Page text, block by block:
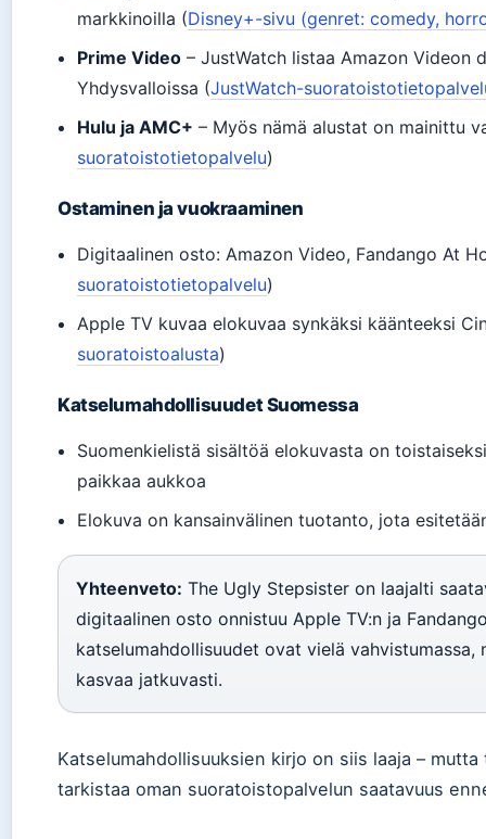
markkinoilla (Disney+-sivu (genret: comedy,
Prime Video – JustWatch listaa Amazon Videon
Yhdysvalloissa (JustWatch-
Hulu ja AMC+ – Myös nämä alustat on mainittu
suoratoistotietopalvelu)
Ostaminen ja vuokraaminen
Digitaalinen osto: Amazon Video, Fandango At
suoratoistotietopalvelu)
Apple TV kuvaa elokuvaa synkäksi käänteeksi
suoratoistoalusta)
Katselumahdollisuudet Suomessa
Suomenkielistä sisältöä elokuvasta on
paikkaa aukkoa
Elokuva on kansainvälinen tuotanto, jota
Yhteenveto: The Ugly Stepsister on laajalti
digitaalinen osto onnistuu Apple TV:n ja
katselumahdollisuudet ovat vielä
kasvaa jatkuvasti.
Katselumahdollisuuksien kirjo on siis laaja –
tarkistaa oman suoratoistopalvelun saatavuus